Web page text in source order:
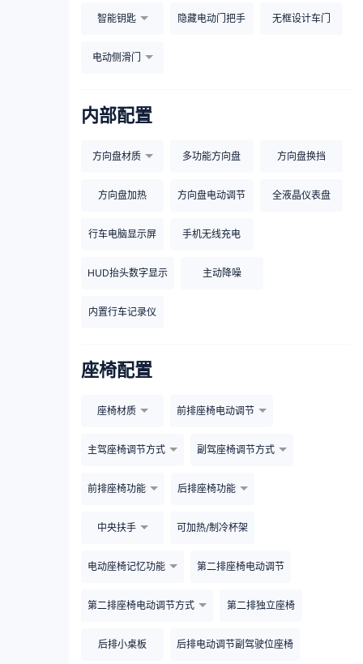
智能钥匙 隐藏电动门把手 无框设计车门
电动侧滑门
内部配置
方向盘材质 多功能方向盘 方向盘换挡
方向盘加热 方向盘电动调节 全液晶仪表盘
行车电脑显示屏 手机无线充电
HUD抬头数字显示 主动降噪
内置行车记录仪
座椅配置
座椅材质 前排座椅电动调节
主驾座椅调节方式 副驾座椅调节方式
前排座椅功能 后排座椅功能
中央扶手 可加热/制冷杯架
电动座椅记忆功能 第二排座椅电动调节
第二排座椅电动调节方式 第二排独立座椅
后排小桌板 后排电动调节副驾驶位座椅